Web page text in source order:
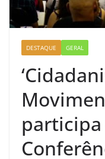
DESTAQUE GERAL
participa